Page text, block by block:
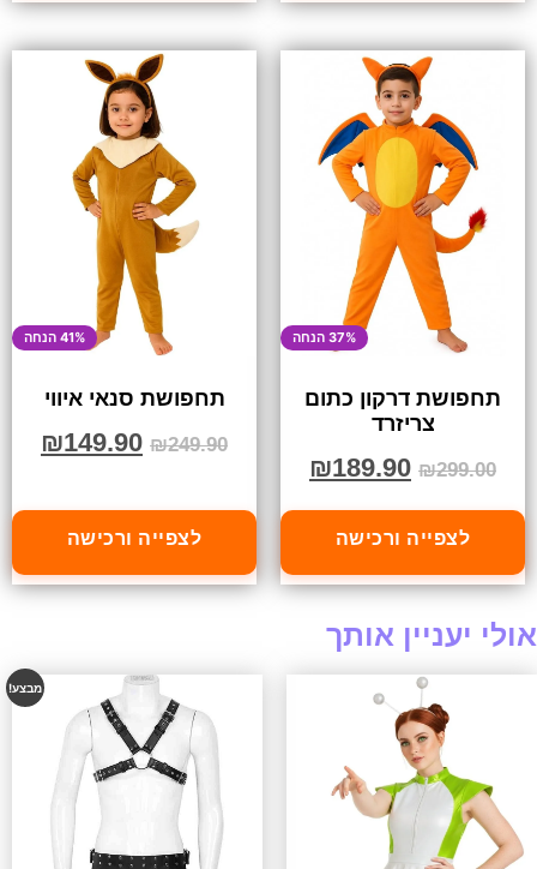
37% הנחה
תחפושת דרקון כתום
צריזרד
₪299.00
₪189.90
לצפייה ורכישה
41% הנחה
תחפושת סנאי איווי
₪249.90
₪149.90
לצפייה ורכישה
אולי יעניין אותך
מבצע!